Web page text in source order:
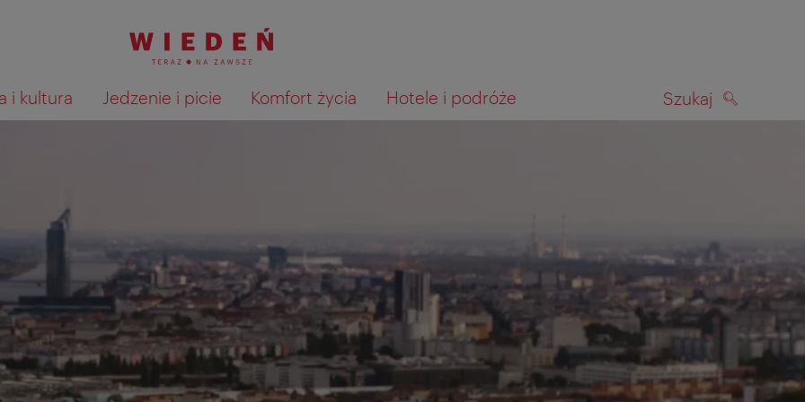
i kultura Jedzenie i picie Komfort życia Hotele i podróże Szukaj